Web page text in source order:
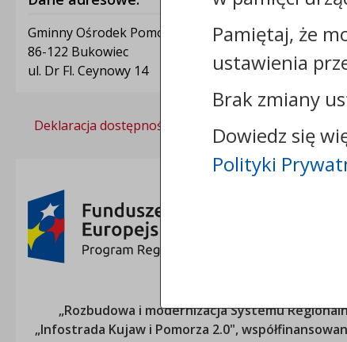
Gminny Ośrodek Pomocy Społecznej w Bukowcu
86-122 Bukowiec
ul. Dr Fl. Ceynowy 14
Deklaracja dostępności Polityka prywatności
„Rozbudowa i modernizacja Systemu
„Infostrada Kujaw i Pomorza 2.0",
Pamiętaj, że
ustawienia
Brak zmiany
Dowiedz się
Polityki